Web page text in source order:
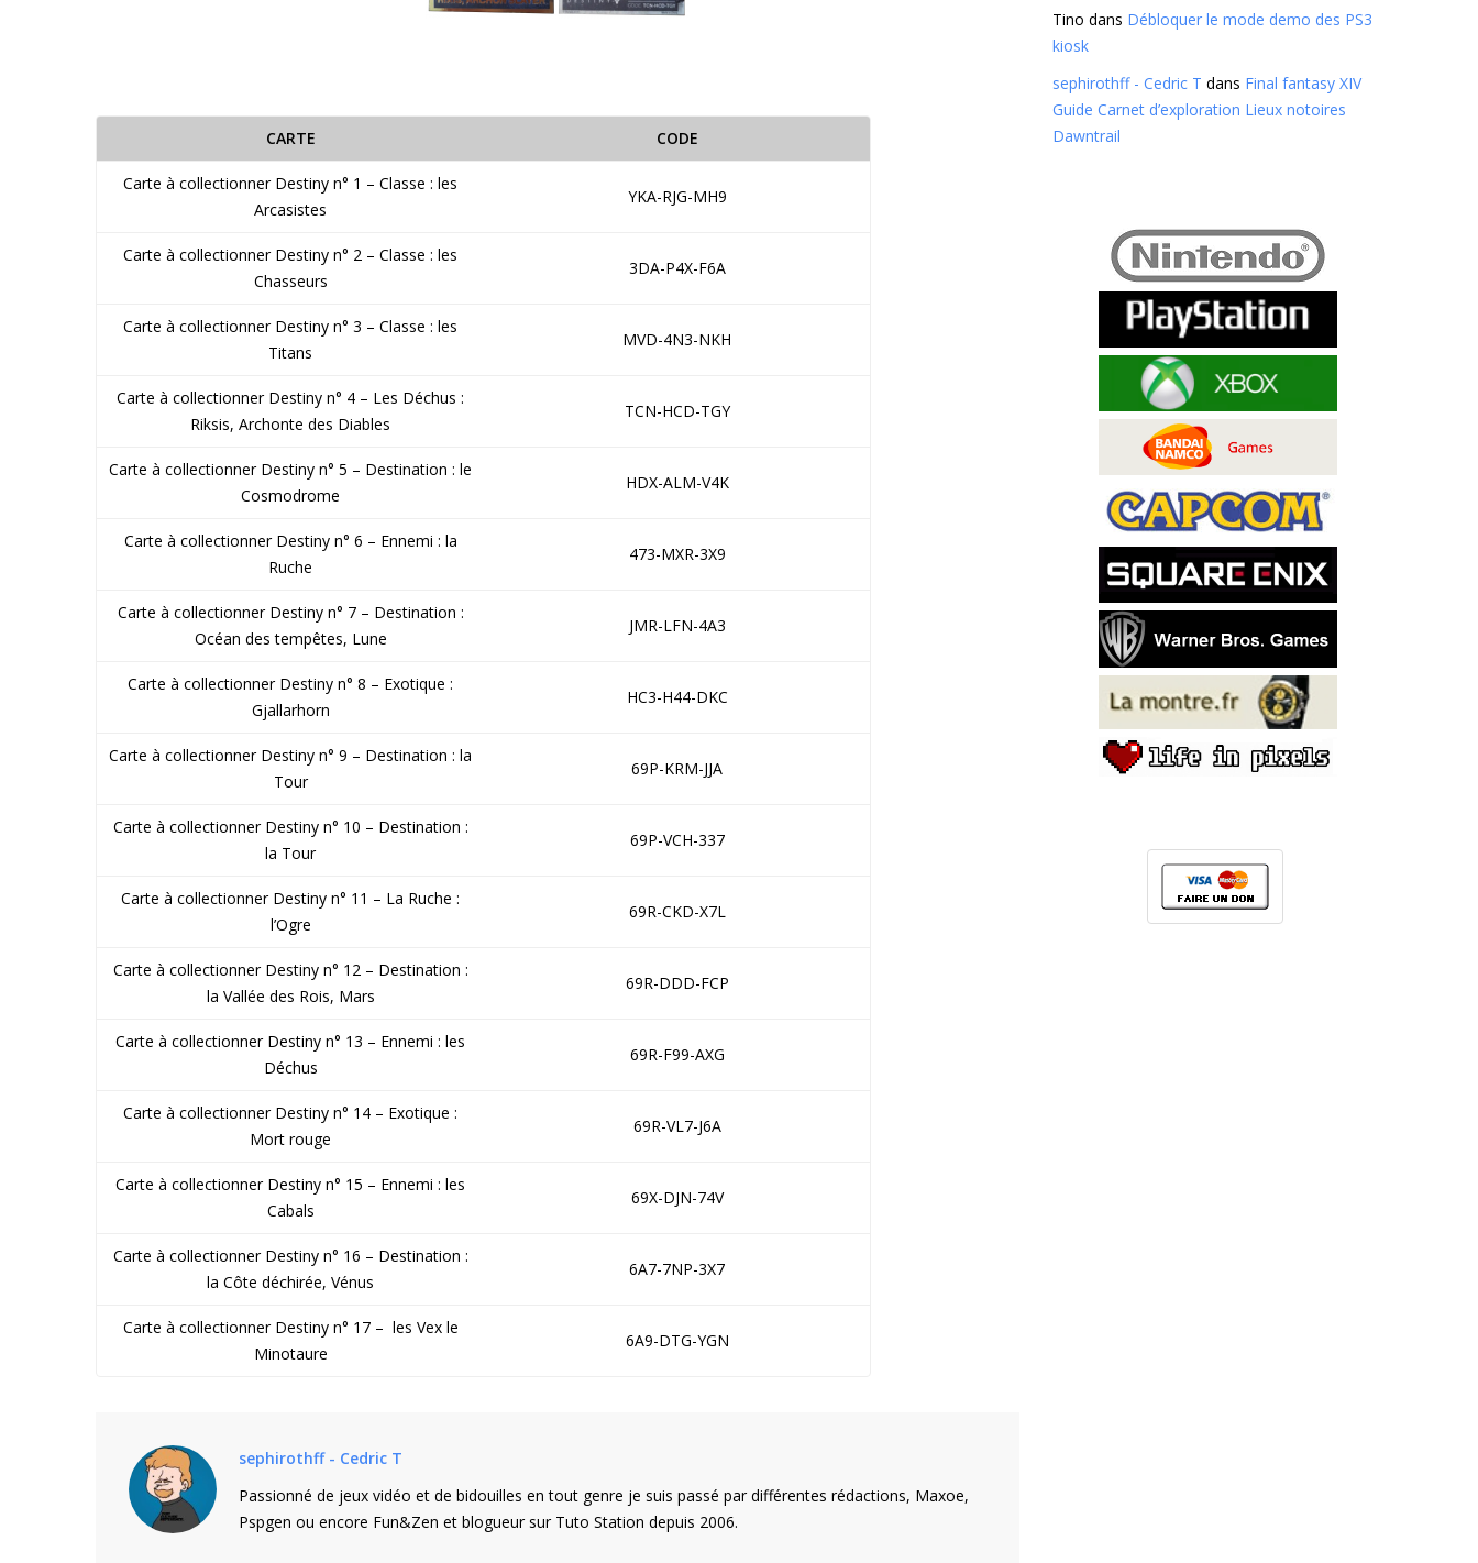
CARTE CODE
Carte à collectionner Destiny n° 1 – Classe : les
Arcasistes
YKA-RJG-MH9
Carte à collectionner Destiny n° 2 – Classe : les
Chasseurs
3DA-P4X-F6A
Carte à collectionner Destiny n° 3 – Classe : les
Titans
MVD-4N3-NKH
Carte à collectionner Destiny n° 4 – Les Déchus :
Riksis, Archonte des Diables
TCN-HCD-TGY
Carte à collectionner Destiny n° 5 – Destination : le
Cosmodrome
HDX-ALM-V4K
Carte à collectionner Destiny n° 6 – Ennemi : la
Ruche
473-MXR-3X9
Carte à collectionner Destiny n° 7 – Destination :
Océan des tempêtes, Lune
JMR-LFN-4A3
Carte à collectionner Destiny n° 8 – Exotique :
Gjallarhorn
HC3-H44-DKC
Carte à collectionner Destiny n° 9 – Destination : la
Tour
69P-KRM-JJA
Carte à collectionner Destiny n° 10 – Destination :
la Tour
69P-VCH-337
Carte à collectionner Destiny n° 11 – La Ruche :
l’Ogre
69R-CKD-X7L
Carte à collectionner Destiny n° 12 – Destination :
la Vallée des Rois, Mars
69R-DDD-FCP
Carte à collectionner Destiny n° 13 – Ennemi : les
Déchus
69R-F99-AXG
Carte à collectionner Destiny n° 14 – Exotique :
Mort rouge
69R-VL7-J6A
Carte à collectionner Destiny n° 15 – Ennemi : les
Cabals
69X-DJN-74V
Carte à collectionner Destiny n° 16 – Destination :
la Côte déchirée, Vénus
6A7-7NP-3X7
Carte à collectionner Destiny n° 17 – les Vex le
Minotaure
6A9-DTG-YGN
sephirothff - Cedric T
Passionné de jeux vidéo et de bidouilles en tout genre je suis passé par différentes rédactions, Maxoe,
Pspgen ou encore Fun&Zen et blogueur sur Tuto Station depuis 2006.
Tino dans Débloquer le mode demo des PS3
kiosk
sephirothff - Cedric T dans Final fantasy XIV
Guide Carnet d’exploration Lieux notoires
Dawntrail